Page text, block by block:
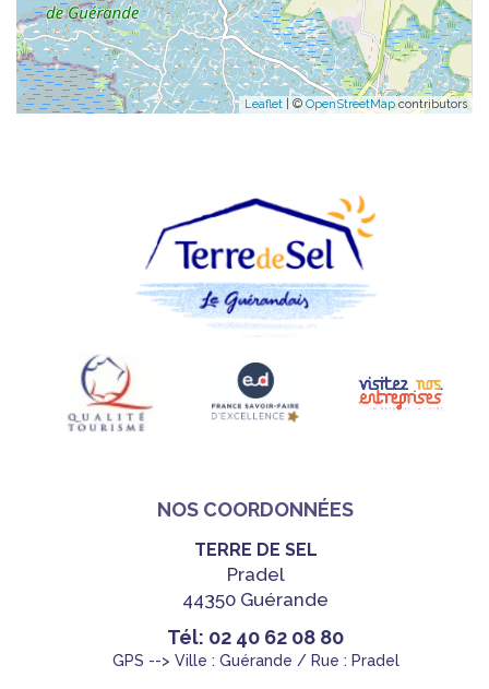
Leaflet | © OpenStreetMapcontributors
NOS COORDONNÉES
TERRE DE SEL
Pradel
44350 Guérande
Tél: 02 40 62 08 80
GPS --> Ville : Guérande / Rue : Pradel